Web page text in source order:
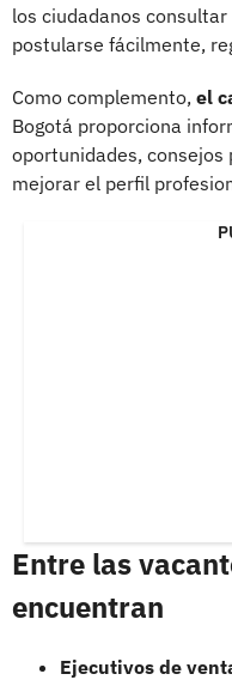
los ciudadanos
postularse fácilmente,
Como complemento, el
Bogotá proporciona
oportunidades,
mejorar el perfil
Entre las
encuentran
Ejecutivos de